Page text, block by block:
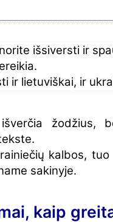
išsiversti ir
ir lietuviškai, ir
žodžius,
kalbos,
sakinyje.
kaip